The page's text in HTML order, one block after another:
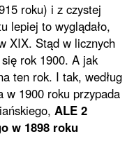
roku) i z czystej
lepiej to wyglądało,
XIX. Stąd w licznych
rok 1900. A jak
ten rok. I tak, według
w 1900 roku przypada
ALE 2
w 1898 roku